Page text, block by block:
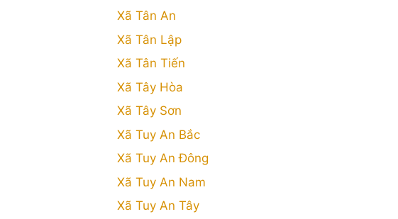
Xã Tân An
Xã Tân Lập
Xã Tân Tiến
Xã Tây Hòa
Xã Tây Sơn
Xã Tuy An Bắc
Xã Tuy An Đông
Xã Tuy An Nam
Xã Tuy An Tây